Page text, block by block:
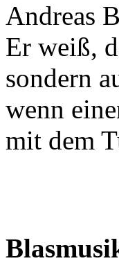
Andreas
Er weiß,
sondern
wenn
mit dem